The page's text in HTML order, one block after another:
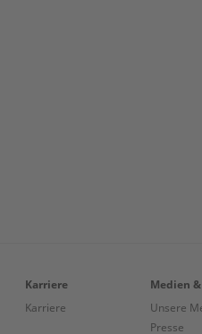
Karriere
Karriere
Medien
Unsere
Presse